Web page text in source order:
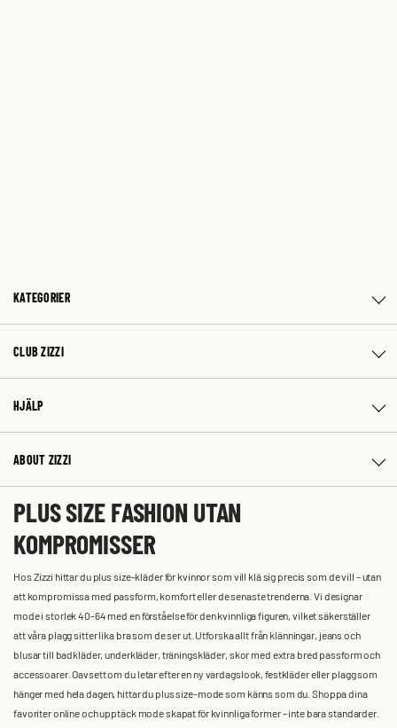
KATEGORIER
CLUB ZIZZI
HJÄLP
ABOUT ZIZZI
PLUS SIZE FASHION UTAN
KOMPROMISSER
Hos Zizzi hittar du plus size-kläder för kvinnor som vill klä sig precis som de vill – utan
att kompromissa med passform, komfort eller de senaste trenderna. Vi designar
mode i storlek 40-64 med en förståelse för den kvinnliga figuren, vilket säkerställer
att våra plagg sitter lika bra som de ser ut. Utforska allt från klänningar, jeans och
blusar till badkläder, underkläder, träningskläder, skor med extra bred passform och
accessoarer. Oavsett om du letar efter en ny vardagslook, festkläder eller plagg som
hänger med hela dagen, hittar du plus size-mode som känns som du. Shoppa dina
favoriter online och upptäck mode skapat för kvinnliga former – inte bara standarder.